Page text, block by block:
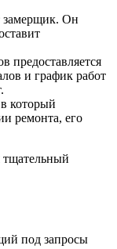
замерщик. Он
предоставляется
и график работ
который
ремонта, его
тщательный
под запросы